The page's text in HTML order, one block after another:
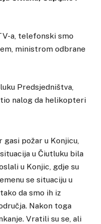
a, telefonski smo
ministrom odbrane
Predsjedništva,
nalog da helikopteri
požar u Konjicu,
u Čiutluku bila
u Konjic, gdje su
se situaciju u
da smo ih iz
Nakon toga
Vratili su se, ali